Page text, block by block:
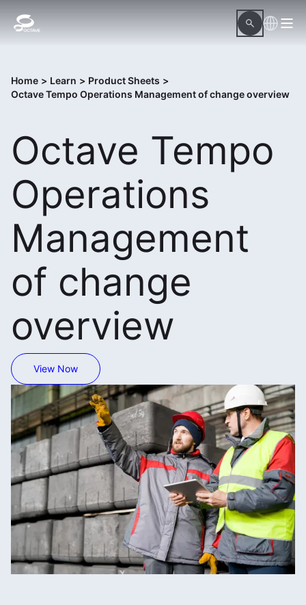
Home > Learn > Product Sheets >
Octave Tempo Operations Management of change overview
Octave Tempo
Operations
Management
of change
overview
View Now